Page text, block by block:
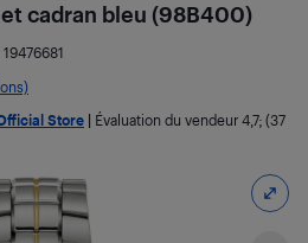
cadran bleu (98B400)
19476681
Store Évaluation du vendeur 4,7; (37